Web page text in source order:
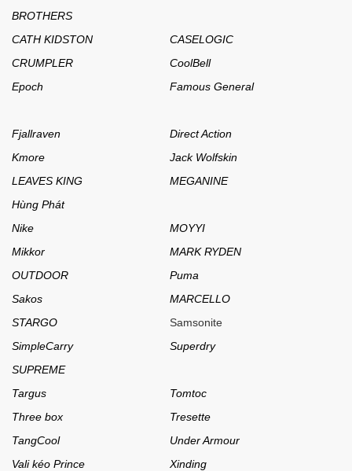
BROTHERS
CATH KIDSTON
CASELOGIC
CRUMPLER
CoolBell
Epoch
Famous General
Fjallraven
Direct Action
Kmore
Jack Wolfskin
LEAVES KING
MEGANINE
Hùng Phát
Nike
MOYYI
Mikkor
MARK RYDEN
OUTDOOR
Puma
Sakos
MARCELLO
STARGO
Samsonite
SimpleCarry
Superdry
SUPREME
Targus
Tomtoc
Three box
Tresette
TangCool
Under Armour
Vali kéo Prince
Xinding